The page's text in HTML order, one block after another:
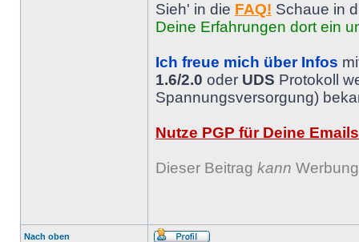
Sieh' in die FAQ! Schaue in
Deine Erfahrungen dort ein
Ich freue mich über Infos
1.6/2.0 oder UDS Protokoll
Spannungsversorgung)
Nutze PGP für Deine
Dieser Beitrag kann
Nach oben